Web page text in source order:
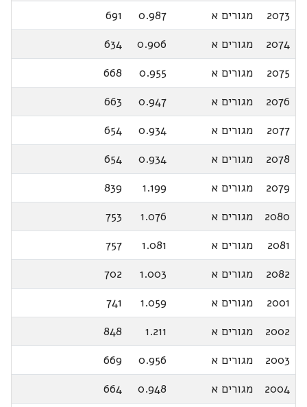
2073
מגורים א 0.987
691
2074
מגורים א 0.906
634
2075
מגורים א 0.955
668
2076
מגורים א 0.947
663
2077
מגורים א 0.934
654
2078
מגורים א 0.934
654
2079
מגורים א 1.199
839
2080
מגורים א 1.076
753
2081
מגורים א 1.081
757
2082
מגורים א 1.003
702
2001
מגורים א 1.059
741
2002
מגורים א 1.211
848
2003
מגורים א 0.956
669
2004
מגורים א 0.948
664